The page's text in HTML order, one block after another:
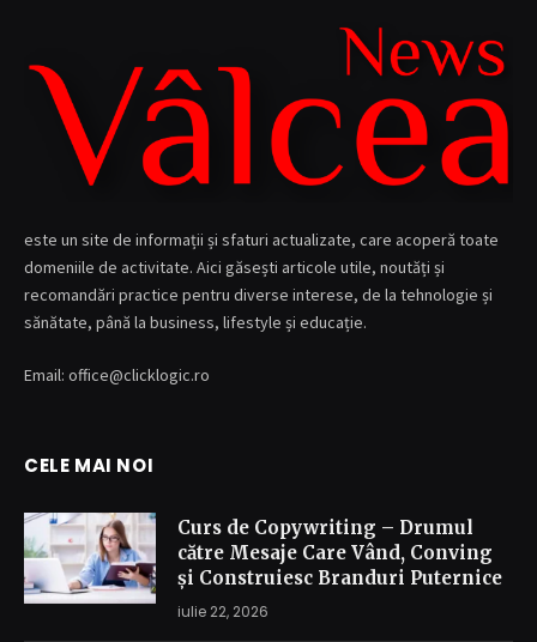
este un site de informații și sfaturi actualizate, care acoperă toate
domeniile de activitate. Aici găsești articole utile, noutăți și
recomandări practice pentru diverse interese, de la tehnologie și
sănătate, până la business, lifestyle și educație.
Email: office@clicklogic.ro
CELE MAI NOI
Curs de Copywriting – Drumul
către Mesaje Care Vând, Conving
și Construiesc Branduri Puternice
iulie 22, 2026